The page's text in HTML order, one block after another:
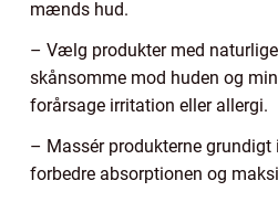
mænds hud.
– Vælg produkter med naturlige
skånsomme mod huden og
forårsage irritation eller allergi.
– Massér produkterne
forbedre absorptionen og